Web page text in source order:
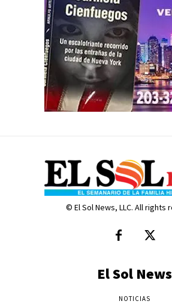
© El Sol News, LLC. All rights
El Sol News
NOTICIAS